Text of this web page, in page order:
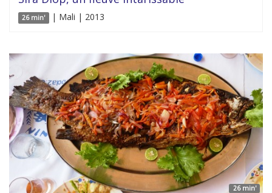
26 min' | Mali | 2013
26 min'